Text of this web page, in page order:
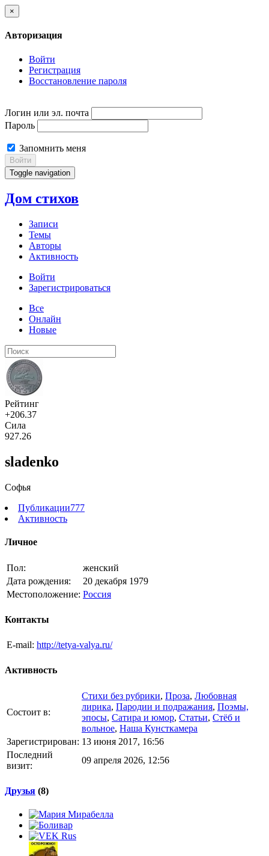
×
Авторизация
Войти
Регистрация
Восстановление пароля
Логин или эл. почта
Пароль
Запомнить меня
Войти
Toggle navigation
Дом стихов
Записи
Темы
Авторы
Активность
Войти
Зарегистрироваться
Все
Онлайн
Новые
Рейтинг
+206.37
Сила
927.26
sladenko
Софья
Публикации777
Активность
Личное
Пол:
женский
Дата рождения:
20 декабря 1979
Местоположение: Россия
Контакты
E-mail: http://tetya-valya.ru/
Активность
Состоит в:
Стихи без рубрики, Проза, Любовная
лирика, Пародии и подражания, Поэмы,
эпосы, Сатира и юмор, Статьи, Стёб и
вольное, Наша Кунсткамера
Зарегистрирован: 13 июня 2017, 16:56
Последний
визит:
09 апреля 2026, 12:56
Друзья (8)